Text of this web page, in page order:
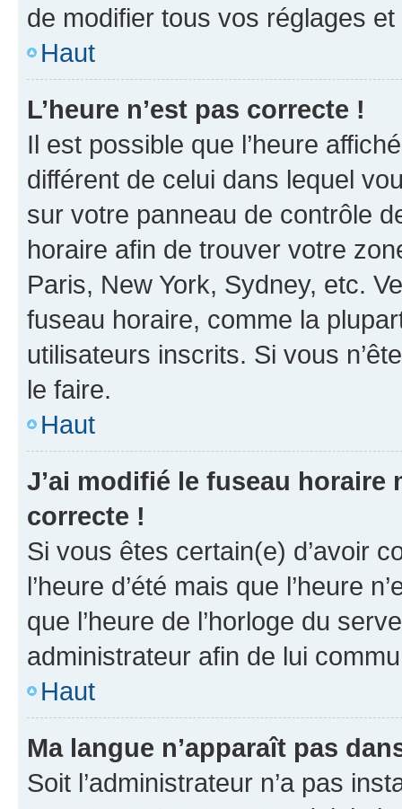
de modifier tous vos réglages
Haut
L’heure n’est pas correcte !
Il est possible que l’heure
différent de celui dans lequel
sur votre panneau de contrôle
horaire afin de trouver votre
Paris, New York, Sydney, etc.
fuseau horaire, comme la
utilisateurs inscrits. Si vous
le faire.
Haut
J’ai modifié le fuseau horaire
correcte !
Si vous êtes certain(e) d’avoir
l’heure d’été mais que l’heure
que l’heure de l’horloge du
administrateur afin de lui
Haut
Ma langue n’apparaît pas
Soit l’administrateur n’a pas